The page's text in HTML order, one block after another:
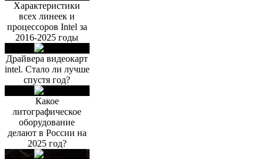
Характеристики
всех линеек и
процессоров Intel за
2016-2025 годы
Драйвера видеокарт
intel. Стало ли лучше
спустя год?
Какое
литографическое
оборудование
делают в России на
2025 год?